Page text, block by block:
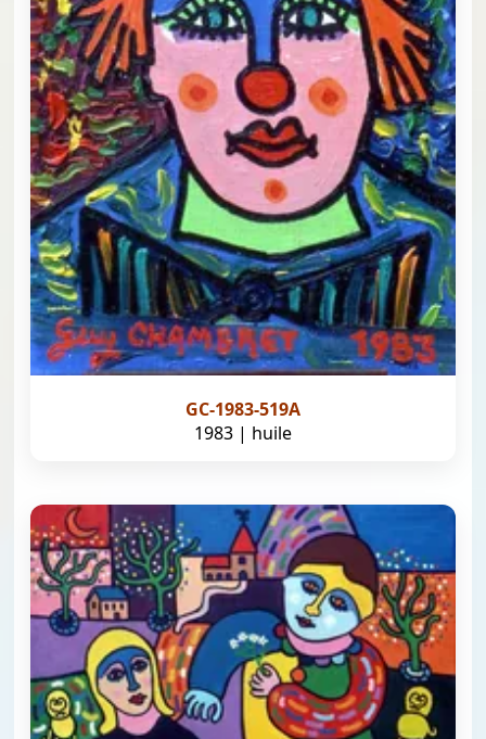
GC-1983-519A
1983 | huile